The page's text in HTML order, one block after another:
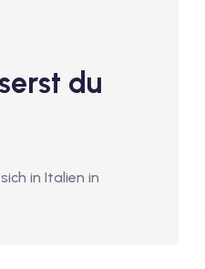
du
in Italien in